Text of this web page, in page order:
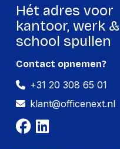
Hét adres voor
kantoor, werk &
school spullen
Contact opnemen?
+31 20 308 65 01
klant@officenext.nl